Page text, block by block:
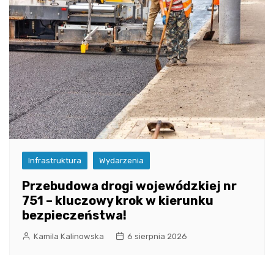
Infrastruktura Wydarzenia
Przebudowa drogi wojewódzkiej nr
751 – kluczowy krok w kierunku
bezpieczeństwa!
Kamila Kalinowska 6 sierpnia 2026